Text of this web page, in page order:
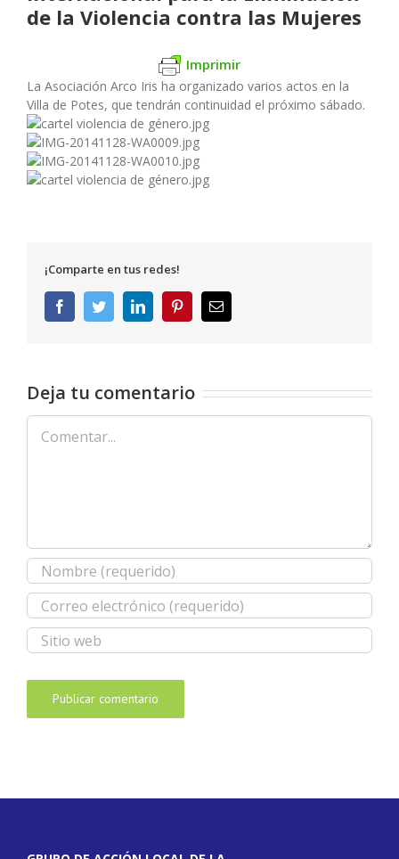
de la Violencia contra las Mujeres
Imprimir
La Asociación Arco Iris ha organizado varios actos en la
Villa de Potes, que tendrán continuidad el próximo sábado.
¡Comparte en tus redes!
FacebookTwitterLinkedInPinterestCorreo
electrónico
Deja tu comentario
Comentar